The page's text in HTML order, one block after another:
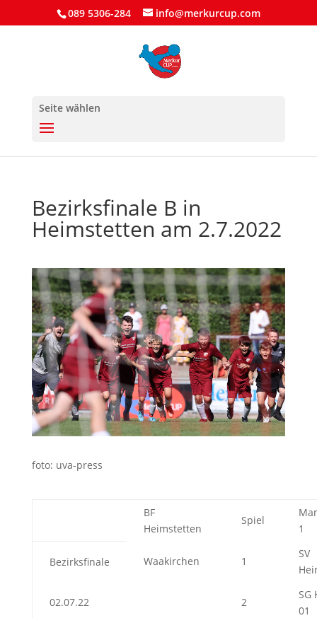
089 5306-284 info@merkurcup.com
Seite wählen
Bezirksfinale B in
Heimstetten am 2.7.2022
foto: uva-press
BF
Heimstetten
Spiel
1
Bezirksfinale Waakirchen 1
SV
02.07.22 2
SG
01